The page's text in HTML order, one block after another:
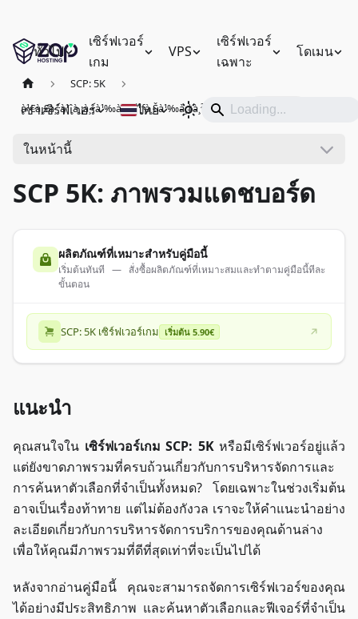
ทั่วไป
เซิร์ฟเวอร์
เกม
VPS
เซิร์ฟเวอร์
เฉพาะ
โดเมน
เช่าเซิร์ฟเวอร์ ไทย
SCP: 5K
à¹€à¸£à¸´à¹ˆà¸¡à¸•à¹‰à¸™à¹ƒà¸Šà¹‰à¸‡à¸²à¸™
แดชบอร์ด
ในหน้านี้
SCP 5K: ภาพรวมแดชบอร์ด
ผลิตภัณฑ์ที่เหมาะสำหรับคู่มือนี้
เริ่มต้นทันที — สั่งซื้อผลิตภัณฑ์ที่เหมาะสมและทำตามคู่มือนี้ทีละ
ขั้นตอน
SCP: 5K เซิร์ฟเวอร์เกม เริ่มต้น 5.90€
แนะนำ
คุณสนใจใน เซิร์ฟเวอร์เกม SCP: 5Kหรือมีเซิร์ฟเวอร์อยู่แล้ว
แต่ยังขาดภาพรวมที่ครบถ้วนเกี่ยวกับการบริหารจัดการและ
การค้นหาตัวเลือกที่จำเป็นทั้งหมด? โดยเฉพาะในช่วงเริ่มต้น
อาจเป็นเรื่องท้าทาย แต่ไม่ต้องกังวล เราจะให้คำแนะนำอย่าง
ละเอียดเกี่ยวกับการบริหารจัดการบริการของคุณด้านล่าง
เพื่อให้คุณมีภาพรวมที่ดีที่สุดเท่าที่จะเป็นไปได้
หลังจากอ่านคู่มือนี้ คุณจะสามารถจัดการเซิร์ฟเวอร์ของคุณ
ได้อย่างมีประสิทธิภาพ และค้นหาตัวเลือกและฟีเจอร์ที่จำเป็น